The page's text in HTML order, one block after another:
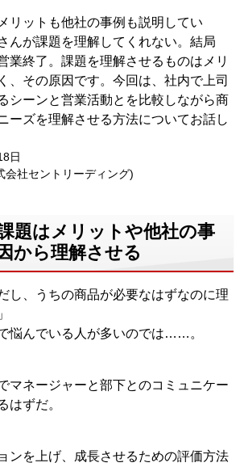
リットも他社の事例も説明してい
が課題を理解してくれない。結局
業終了。課題を理解させるものはメリ
、その原因です。今回は、社内で上司
シーンと営業活動とを比較しながら商
ーズを理解させる方法についてお話し
日
会社セントリーディング)
題はメリットや他社の事
から理解させる
し、うちの商品が必要なはずなのに理
悩んでいる人が多いのでは……。
マネージャーと部下とのコミュニケー
はずだ。
ンを上げ、成長させるための評価方法